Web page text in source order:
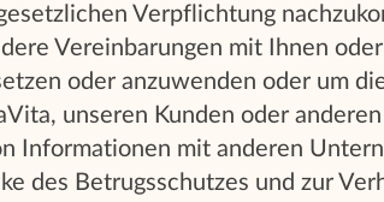
Verpflichtung
Vereinbarungen mit Ihnen
oder anzuwenden oder um
unseren Kunden oder
Informationen mit anderen
des Betrugsschutzes und zur